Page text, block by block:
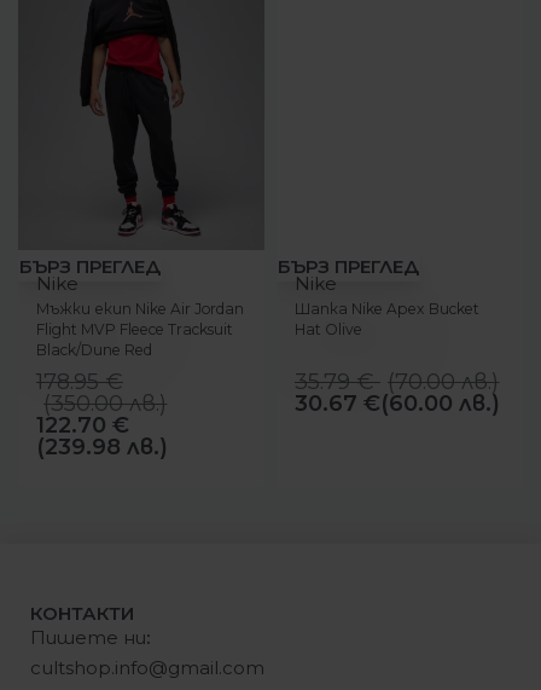
-31%
БЪРЗ ПРЕГЛЕД
Nike
Мъжки екип Nike Air Jordan
Flight MVP Fleece Tracksuit
Black/Dune Red
178.95€
(350.00лв.)
122.70 €
(239.98 лв.)
-14%
БЪРЗ ПРЕГЛЕД
Nike
Шапка Nike Apex Bucket
Hat Olive
35.79€ (70.00лв.)
30.67 €(60.00 лв.)
КОНТАКТИ
Пишете ни:
cultshop.info@gmail.com